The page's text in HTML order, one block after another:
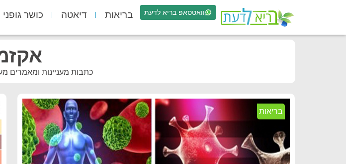
וואטסאפ בריא לדעת בריאות דיאטה כושר גופני
כתבות מעניינות ומאמרים
בריאות